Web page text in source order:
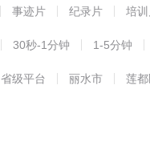
事迹片 纪录片 培
30秒-1分钟 1-5分钟
省级平台 丽水市 莲都